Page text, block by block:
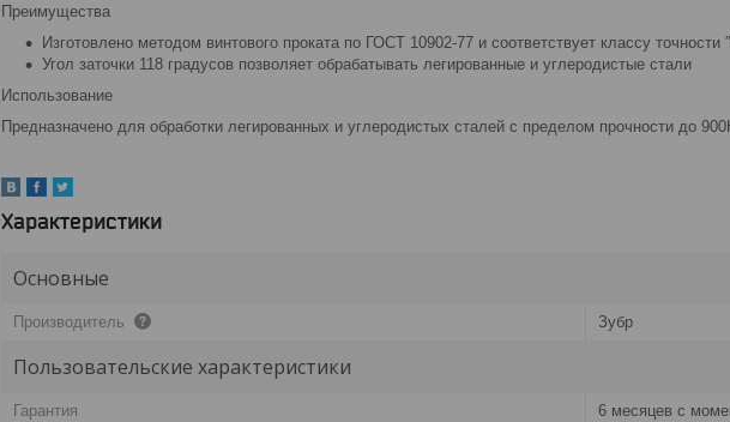
Преимущества
Изготовлено методом винтового проката по ГОСТ 10902-77 и соответствует классу точности
Угол заточки 118 градусов позволяет обрабатывать легированные и углеродистые стали
Использование
Предназначено для обработки легированных и углеродистых сталей с пределом прочности до
Характеристики
Основные
Производитель Зубр
Пользовательские характеристики
Гарантия 6 месяцев с